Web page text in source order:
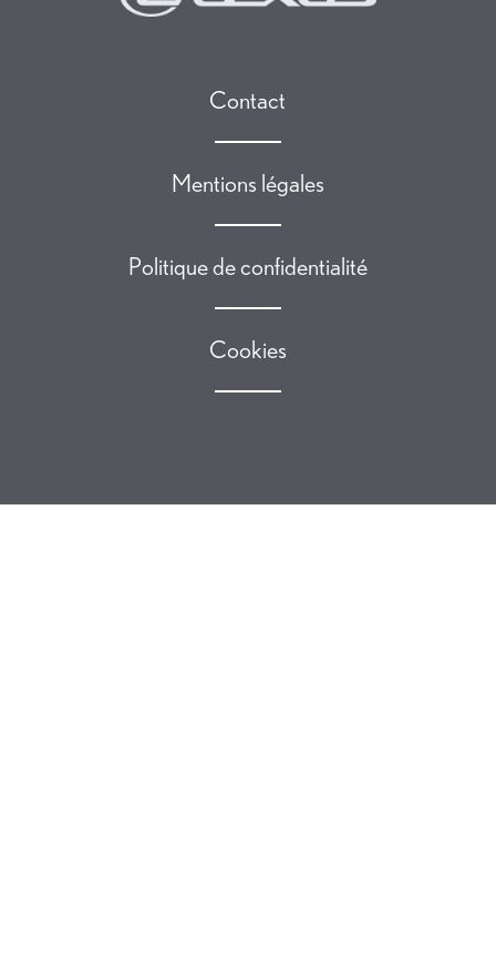
Contact
Mentions légales
Politique de confidentialité
Cookies